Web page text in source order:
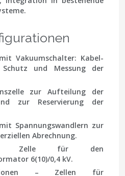
Vakuumschalter: Kabel-
und Messung der
zur Aufteilung der
zur Reservierung der
Spannungswandlern zur
Abrechnung.
– Zelle für den
6(10)/0,4 kV.
– Zellen für